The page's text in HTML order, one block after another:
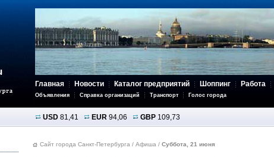
Главная Новости Каталог предприятий Шоппинг Работа
Объявления Справка организаций Транспорт Голос города
USD 81,41 EUR 94,06 GBP 109,73
Сайт города Санкт-Петербурга / Афиша / Суббота, 21 июня